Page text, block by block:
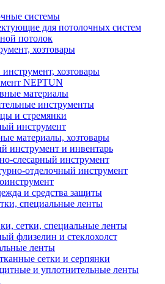
системы
для потолочных систем
потолок
хозтовары
хозтовары
NEPTUN
материалы
инструменты
и стремянки
инструмент
материалы, хозтовары
инструмент и инвентарь
слесарный инструмент
отделочный инструмент
и средства защиты
специальные ленты
сетки, специальные ленты
флизелин и стеклохолст
ленты
сетки и серпянки
и уплотнительные ленты